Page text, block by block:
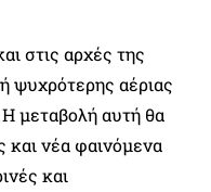
στις αρχές της
ψυχρότερης αέριας
μεταβολή αυτή θα
και νέα φαινόμενα
και